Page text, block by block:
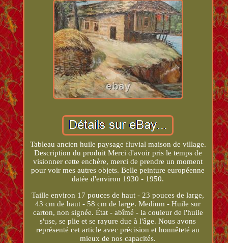
Tableau ancien huile paysage fluvial maison de village.
Description du produit Merci d'avoir pris le temps de
visionner cette enchère, merci de prendre un moment
pour voir mes autres objets. Belle peinture européenne
datée d'environ 1930 - 1950.
Taille environ 17 pouces de haut - 23 pouces de large,
43 cm de haut - 58 cm de large. Medium - Huile sur
carton, non signée. État - abîmé - la couleur de l'huile
s'use, se plie et se rayure due à l'âge. Nous avons
représenté cet article avec précision et honnêteté au
mieux de nos capacités.